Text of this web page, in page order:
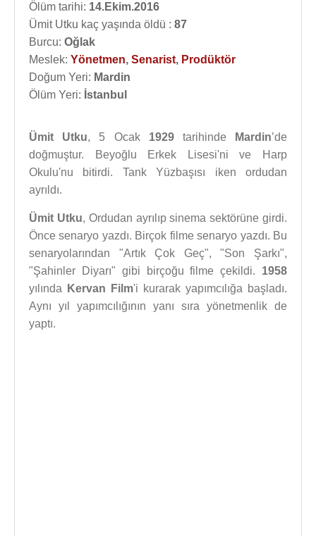
Ölüm tarihi: 14.Ekim.2016
Ümit Utku kaç yaşında öldü : 87
Burcu: Oğlak
Meslek: Yönetmen, Senarist, Prodüktör
Doğum Yeri: Mardin
Ölüm Yeri: İstanbul
Ümit Utku, 5 Ocak 1929tarihinde Mardin’de
doğmuştur. Beyoğlu Erkek Lisesi'ni ve Harp
Okulu'nu bitirdi. Tank Yüzbaşısı iken ordudan
ayrıldı.
Ümit Utku, Ordudan ayrılıp sinema sektörüne girdi.
Önce senaryo yazdı. Birçok filme senaryo yazdı. Bu
senaryolarından "Artık Çok Geç", "Son Şarkı",
"Şahinler Diyarı" gibi birçoğu filme çekildi. 1958
yılında
Kervan Film'i kurarak yapımcılığa başladı.
Aynı yıl yapımcılığının yanı sıra yönetmenlik de
yaptı.